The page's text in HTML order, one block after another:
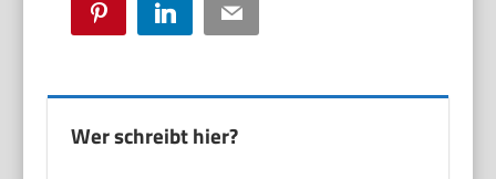
Pinterest LinkedIn Email
Wer schreibt hier?